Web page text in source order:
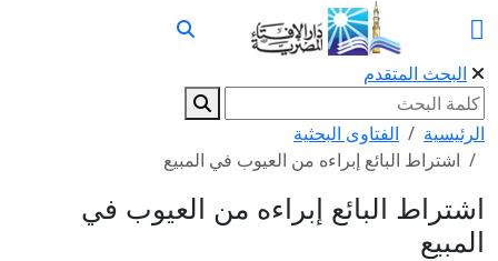
البحث المتقدم
الرئيسية
الفتاوى البحثية
اشتراط البائع إبراءه من العيوب في المبيع
اشتراط البائع إبراءه من العيوب في
المبيع